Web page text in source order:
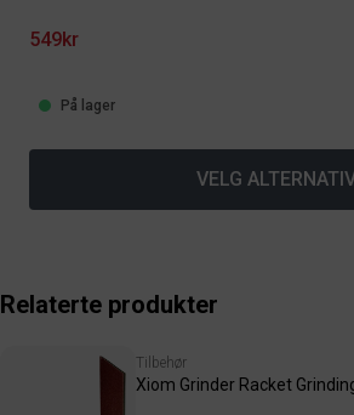
549kr
På lager
VELG
Relaterte produkter
Tilbehør
Xiom Grinder Racket